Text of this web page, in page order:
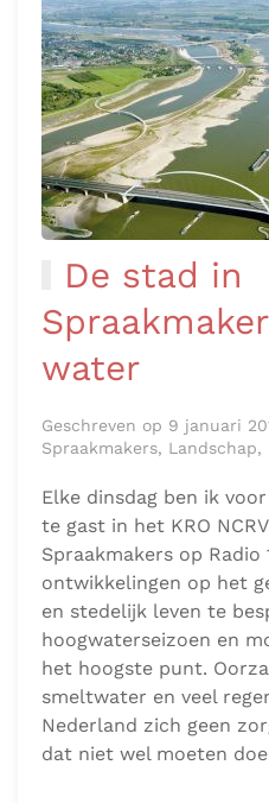
De stad in
water
Geschreven op 9 januari
Spraakmakers,
Elke dinsdag ben ik
te gast in het KRO
Spraakmakers op Radio
ontwikkelingen op het
en stedelijk leven te
hoogwaterseizoen en
het hoogste punt.
smeltwater en veel
Nederland zich geen
dat niet wel moeten